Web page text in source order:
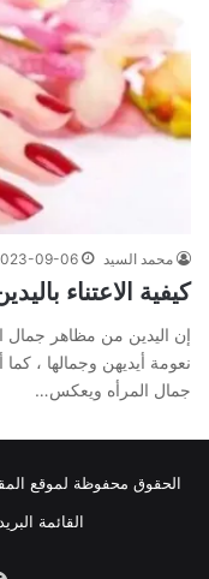
محمد السيد 09-06
كيفية الاعتناء
إن اليدين من مظاهر جمال
نعومة أيديهن وجمالها ،
جمال المرأه ويعكس…
الحقوق محفوظة لموقع
القائمة